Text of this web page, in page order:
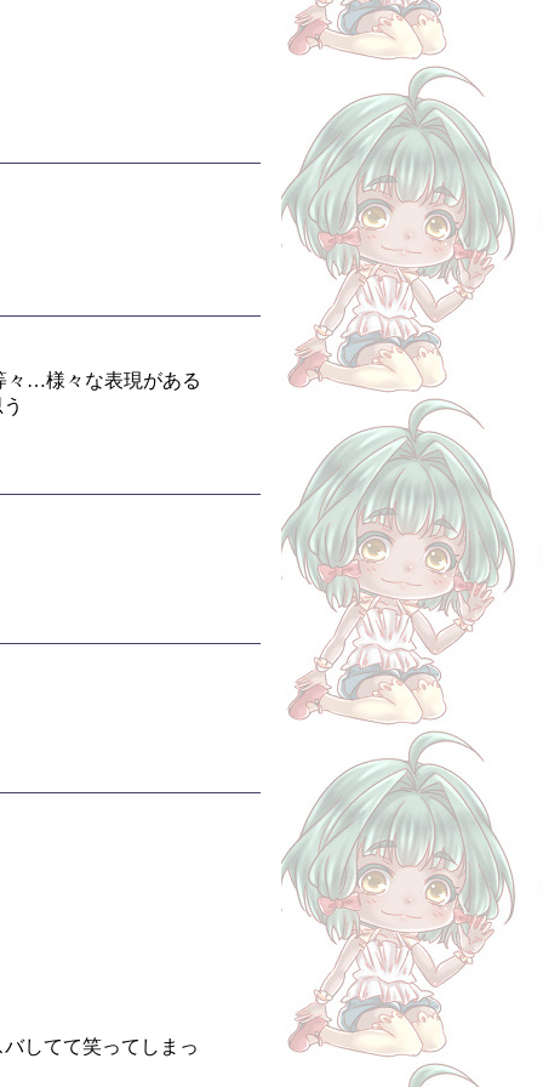
々…様々な表現がある
してて笑ってしまっ